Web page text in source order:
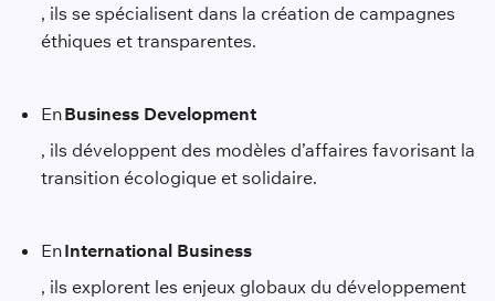
, ils se spécialisent dans la création de campagnes
éthiques et transparentes.
EnBusiness Development
, ils développent des modèles d’affaires favorisant la
transition écologique et solidaire.
EnInternational Business
, ils explorent les enjeux globaux du développement